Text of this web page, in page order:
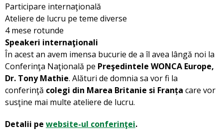
Participare internaţională
Ateliere de lucru pe teme diverse
4 mese rotunde
Speakeri internaţionali
În acest an avem imensa bucurie de a îl avea lângă noi la
Conferinţa Naţională pe Preşedintele WONCA Europe,
Dr. Tony Mathie. Alături de domnia sa vor fi la
conferinţă colegi din Marea Britanie si Franța care vor
susţine mai multe ateliere de lucru.
Detalii pe website-ul conferinţei.